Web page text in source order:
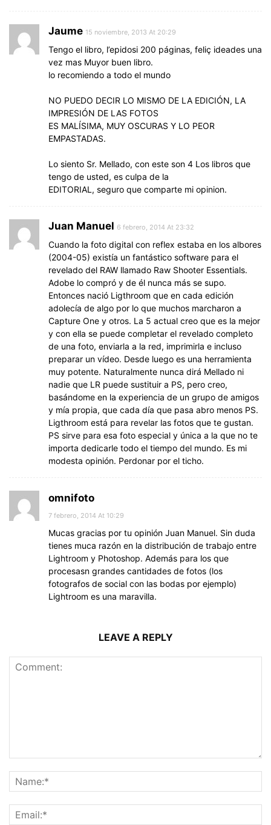
Jaume 15 noviembre, 2013 At 20:29
Tengo el libro, l’epidosi 200 páginas, feliç ideades una
vez mas Muyor buen libro.
lo recomiendo a todo el mundo
NO PUEDO DECIR LO MISMO DE LA EDICIÓN, LA
IMPRESIÓN DE LAS FOTOS
ES MALÍSIMA, MUY OSCURAS Y LO PEOR
EMPASTADAS.
Lo siento Sr. Mellado, con este son 4 Los libros que
tengo de usted, es culpa de la
EDITORIAL, seguro que comparte mi opinion.
Juan Manuel 6 febrero, 2014 At 23:32
Cuando la foto digital con reflex estaba en los albores
(2004-05) existía un fantástico software para el
revelado del RAW llamado Raw Shooter Essentials.
Adobe lo compró y de él nunca más se supo.
Entonces nació Ligthroom que en cada edición
adolecía de algo por lo que muchos marcharon a
Capture One y otros. La 5 actual creo que es la mejor
y con ella se puede completar el revelado completo
de una foto, enviarla a la red, imprimirla e incluso
preparar un vídeo. Desde luego es una herramienta
muy potente. Naturalmente nunca dirá Mellado ni
nadie que LR puede sustituir a PS, pero creo,
basándome en la experiencia de un grupo de amigos
y mía propia, que cada día que pasa abro menos PS.
Ligthroom está para revelar las fotos que te gustan.
PS sirve para esa foto especial y única a la que no te
importa dedicarle todo el tiempo del mundo. Es mi
modesta opinión. Perdonar por el ticho.
omnifoto
7 febrero, 2014 At 10:29
Mucas gracias por tu opinión Juan Manuel. Sin duda
tienes muca razón en la distribución de trabajo entre
Lightroom y Photoshop. Además para los que
procesasn grandes cantidades de fotos (los
fotografos de social con las bodas por ejemplo)
Lightroom es una maravilla.
LEAVE A REPLY